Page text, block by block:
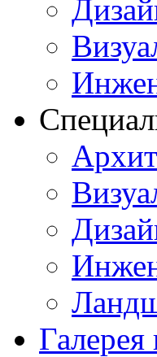
Галерея